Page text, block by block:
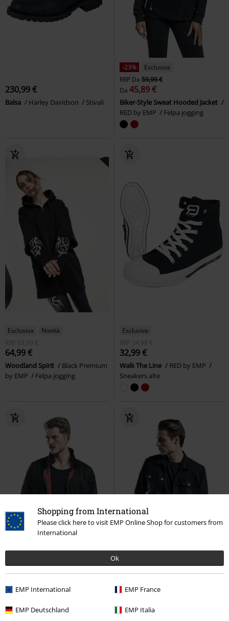
Shopping from International
Please click here to visit EMP Online Shop for customers from
International
Ok
EMP International EMP France
EMP Deutschland EMP Italia
230,99 €
Balsa Harley Davidson Stivali
-23%
Esclusiva
RRP Da 59,99 €
Da 45,89 €
Biker-Style Sweat Hooded Jacket
RED by EMP
Felpa jogging
Esclusiva
Novità
RRP
69,99 €
64,99 €
Woodland Spirit
Black Premium
by EMP
Felpa jogging
Esclusiva
RRP
34,99 €
32,99 €
Walk The Line
RED by EMP
Sneakers alte
-23%
Esclusiva
RRP Da59,99 €
Da 45,89 €
-21%
Esclusiva
RRP Da69,99 €
Da 55,24 €